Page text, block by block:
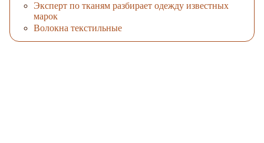
Эксперт по тканям разбирает одежду известных
марок
Волокна текстильные